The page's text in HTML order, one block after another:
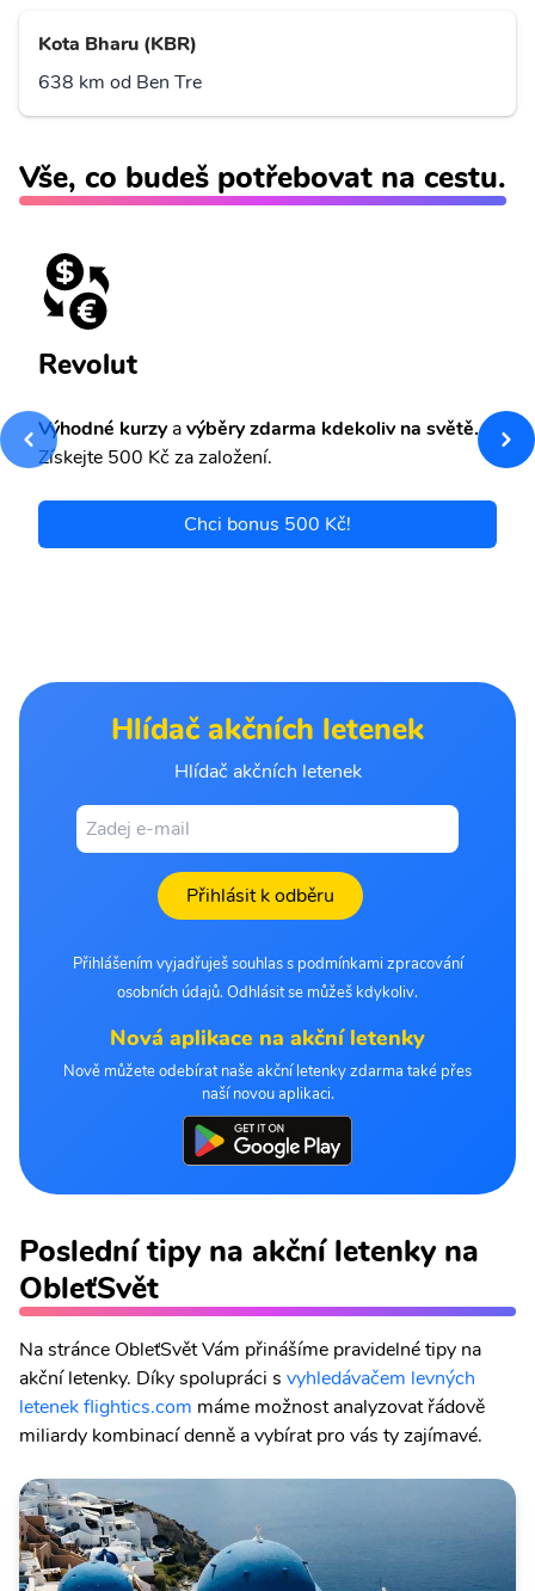
Kota Bharu (KBR)
638 km od Ben Tre
Vše, co budeš potřebovat na cestu.
Revolut
Výhodné kurzyavýběry zdarma kdekoliv na světě.
Získejte 500 Kč za založení.
Chci bonus 500 Kč!
Hlídač akčních letenek
Hlídač akčních letenek
Přihlásit k odběru
Přihlášením vyjadřuješ souhlas s podmínkami zpracování
osobních údajů. Odhlásit se můžeš kdykoliv.
Nová aplikace na akční letenky
Nově můžete odebírat naše akční letenky zdarma také přes
naší novou aplikaci.
Poslední tipy na akční letenky na
ObleťSvět
Na stránce ObleťSvět Vám přinášíme pravidelné tipy na
akční letenky. Díky spolupráci s vyhledávačem levných
letenek flightics.com máme možnost analyzovat řádově
miliardy kombinací denně a vybírat pro vás ty zajímavé.